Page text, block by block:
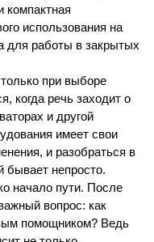
компактная
использования на
для работы в закрытых
при выборе
когда речь заходит о
и другой
имеет свои
и разобраться в
бывает непросто.
начало пути. После
вопрос: как
помощником? Ведь